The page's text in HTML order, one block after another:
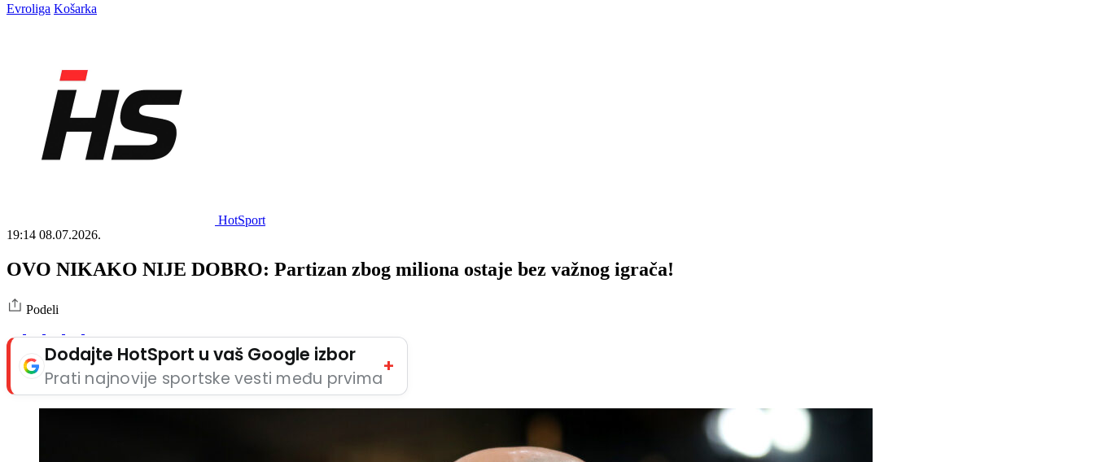
Evroliga Košarka
HotSport
19:14 08.07.2026.
OVO NIKAKO NIJE DOBRO: Partizan zbog miliona ostaje bez važnog igrača!
Podeli
Dodajte HotSport u vaš Google izbor
Prati najnovije sportske vesti među prvima
+